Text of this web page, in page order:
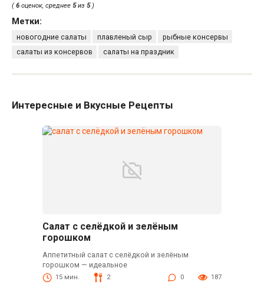
(6 оценок, среднее 5из 5)
Метки:
новогодние салаты плавленый сыр
рыбные консервы
салаты из консервов
салаты на праздник
Интересные и Вкусные Рецепты
Салат с селёдкой и зелёным
горошком
Аппетитный салат с селёдкой и зелёным
горошком — идеальное
15 мин. 2 0 187